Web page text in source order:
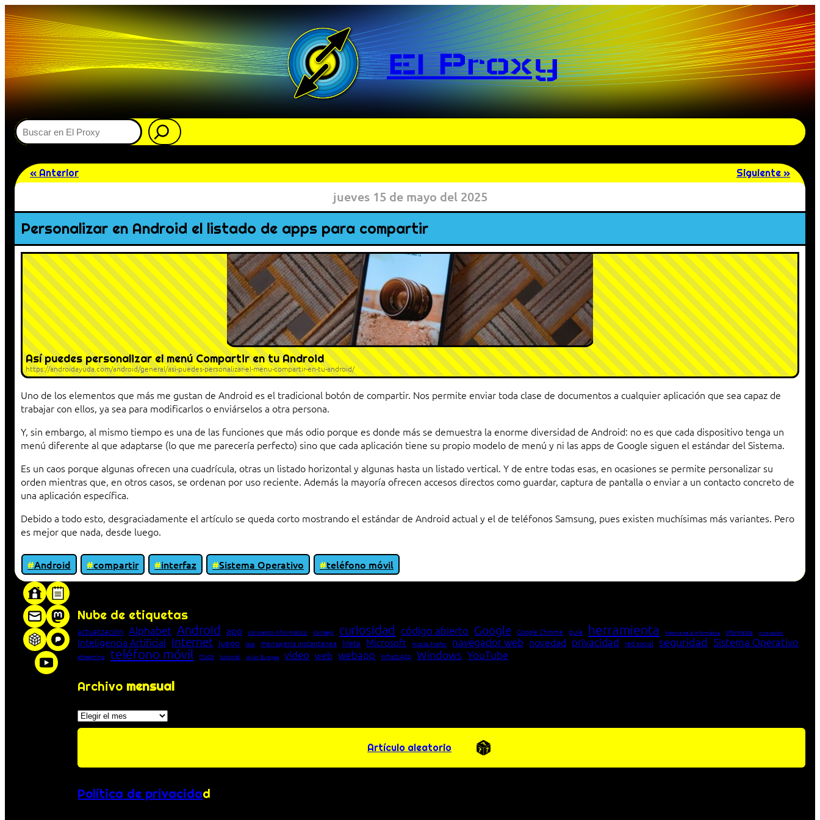
El Proxy
Buscar
« Anterior Siguiente »
jueves 15 de mayo del 2025
Personalizar en Android el listado de apps para compartir
Así puedes personalizar el menú Compartir en tu Android
https://androidayuda.com/android/general/asi-puedes-personalizar-el-menu-compartir-en-tu-android/
Uno de los elementos que más me gustan de Android es el tradicional botón de compartir. Nos permite enviar toda clase de documentos a cualquier aplicación que sea capaz de
trabajar con ellos, ya sea para modificarlos o enviárselos a otra persona.
Y, sin embargo, al mismo tiempo es una de las funciones que más odio porque es donde más se demuestra la enorme diversidad de Android: no es que cada dispositivo tenga un
menú diferente al que adaptarse (lo que me parecería perfecto) sino que cada aplicación tiene su propio modelo de menú y ni las apps de Google siguen el estándar del Sistema.
Es un caos porque algunas ofrecen una cuadrícula, otras un listado horizontal y algunas hasta un listado vertical. Y de entre todas esas, en ocasiones se permite personalizar su
orden mientras que, en otros casos, se ordenan por uso reciente. Además la mayoría ofrecen accesos directos como guardar, captura de pantalla o enviar a un contacto concreto de
una aplicación específica.
Debido a todo esto, desgraciadamente el artículo se queda corto mostrando el estándar de Android actual y el de teléfonos Samsung, pues existen muchísimas más variantes. Pero
es mejor que nada, desde luego.
Android compartir interfaz Sistema Operativo
teléfono móvil
Nube de etiquetas
actualización Alphabet Android app concepto informático consejo curiosidad código abierto Google Google Chrome guía herramienta historia de la Informática Informática innovación
Inteligencia Artificial Internet juego lista mensajería instantánea Meta Microsoft Mozilla Firefox navegador web novedad privacidad red social seguridad Sistema Operativo
streaming teléfono móvil truco tutorial Unión Europea vídeo web webapp WhatsApp Windows YouTube
Archivo mensual
Archivos
Artículo aleatorio
Política de privacidad